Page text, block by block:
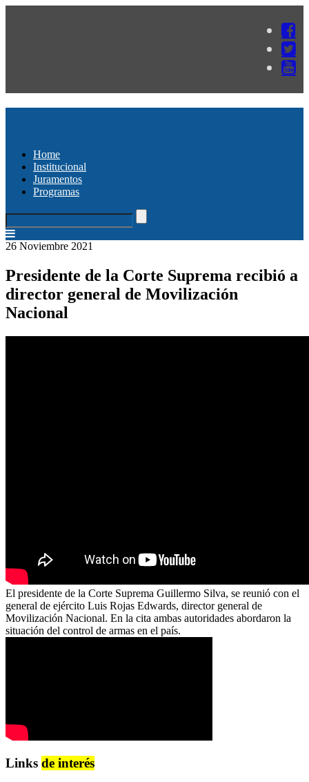
Home
Institucional
Juramentos
Programas
26 Noviembre 2021
Presidente de la Corte Suprema recibió a
director general de Movilización
Nacional
El presidente de la Corte Suprema Guillermo Silva, se reunió con el
general de ejército Luis Rojas Edwards, director general de
Movilización Nacional. En la cita ambas autoridades abordaron la
situación del control de armas en el país.
Links de interés